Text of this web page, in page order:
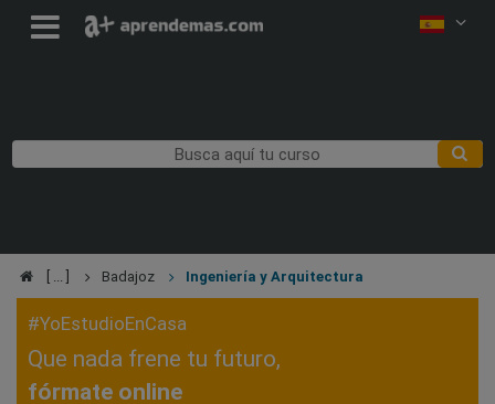
Badajoz Ingeniería y Arquitectura
#YoEstudioEnCasa
Que nada frene tu futuro,
fórmate online